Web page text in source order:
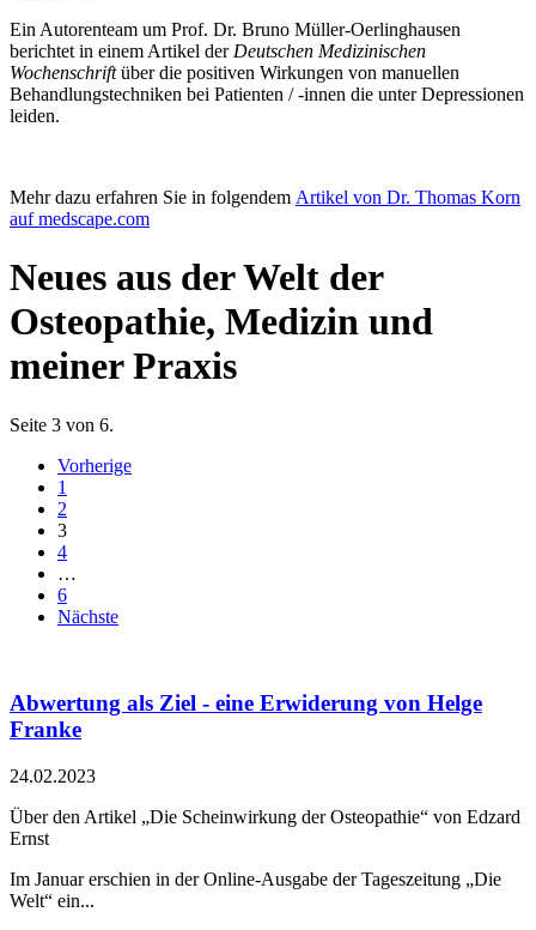
Ein Autorenteam um Prof. Dr. Bruno Müller-Oerlinghausen
berichtet in einem Artikel der Deutschen Medizinischen
Wochenschriftüber die positiven Wirkungen von manuellen
Behandlungstechniken bei Patienten / -innen die unter Depressionen
leiden.
Mehr dazu erfahren Sie in folgendem Artikel von Dr. Thomas Korn
auf medscape.com
Neues aus der Welt der
Osteopathie, Medizin und
meiner Praxis
Seite 3 von 6.
Vorherige
1
2
3
4
…
6
Nächste
Abwertung als Ziel - eine Erwiderung von Helge
Franke
24.02.2023
Über den Artikel „Die Scheinwirkung der Osteopathie“ von Edzard
Ernst
Im Januar erschien in der Online-Ausgabe der Tageszeitung „Die
Welt“ ein...